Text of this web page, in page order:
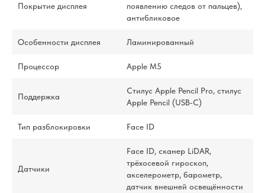
Покрытие дисплея
появлению следов от пальцев),
антибликовое
Особенности дисплея Ламинированный
Процессор Apple M5
Поддержка
Стилус Apple Pencil Pro, стилус
Apple Pencil (USB‑C)
Тип разблокировки Face ID
Датчики
Face ID, сканер LiDAR,
трёхосевой гироскоп,
акселерометр, барометр,
датчик внешней освещённости